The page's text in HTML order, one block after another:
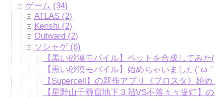
ゲーム (34)
ATLAS (2)
Kenshi (2)
Outward (2)
ソシャゲ (6)
【黒い砂漠モバイル】ペットを合成してみた(/
【黒い砂漠モバイル】始めちゃいました(´ω｀*)
【Supercell】の新作アプリ《ブロスタ》始め
【星野山千尋窟地下３階VS不落々々提灯】の